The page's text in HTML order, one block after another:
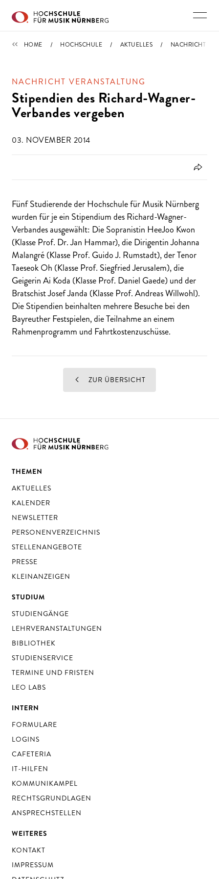
IMPORTIERT
HOME HOCHSCHULE AKTUELLES NACHRICHT
NACHRICHT VERANSTALTUNG
Stipendien des Richard-Wagner-
Verbandes vergeben
03. NOVEMBER 2014
Fünf Studierende der Hochschule für Musik Nürnberg
wurden für je ein Stipendium des Richard-Wagner-
Verbandes ausgewählt: Die Sopranistin HeeJoo Kwon
(Klasse Prof. Dr. Jan Hammar), die Dirigentin Johanna
Malangré (Klasse Prof. Guido J. Rumstadt), der Tenor
Taeseok Oh (Klasse Prof. Siegfried Jerusalem), die
Geigerin Ai Koda (Klasse Prof. Daniel Gaede) und der
Bratschist Josef Janda (Klasse Prof. Andreas Willwohl).
Die Stipendien beinhalten mehrere Besuche bei den
Bayreuther Festspielen, die Teilnahme an einem
Rahmenprogramm und Fahrtkostenzuschüsse.
ZUR ÜBERSICHT
THEMEN
AKTUELLES
KALENDER
NEWSLETTER
PERSONENVERZEICHNIS
STELLENANGEBOTE
PRESSE
KLEINANZEIGEN
STUDIUM
STUDIENGÄNGE
LEHRVERANSTALTUNGEN
BIBLIOTHEK
STUDIENSERVICE
TERMINE UND FRISTEN
LEO LABS
INTERN
FORMULARE
LOGINS
CAFETERIA
IT-HILFEN
KOMMUNIKAMPEL
RECHTSGRUNDLAGEN
ANSPRECHSTELLEN
WEITERES
KONTAKT
IMPRESSUM